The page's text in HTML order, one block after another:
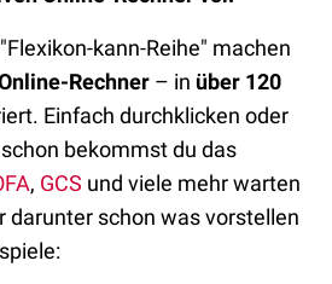
kann-Reihe" machen
Rechner – in über 120
Einfach durchklicken oder
bekommst du das
, GCS und viele mehr warten
darunter schon was vorstellen